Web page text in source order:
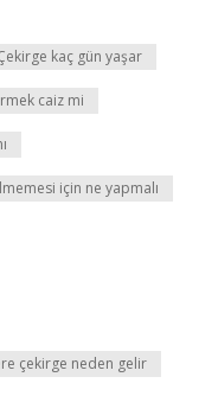
kaç gün yaşar
caiz mi
için ne yapmalı
çekirge neden gelir